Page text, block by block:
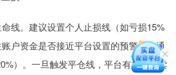
线。建议设置个人止损线（如亏损15%
户资金是否接近平台设置的预警线（通
）。一旦触发平仓线，平台有权强制卖